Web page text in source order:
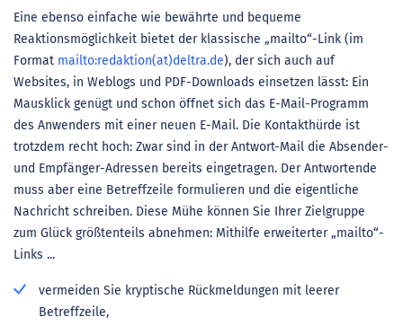
Eine ebenso einfache wie bewährte und bequeme
Reaktionsmöglichkeit bietet der klassische „mailto“-Link (im
Format mailto:redaktion(at)deltra.de), der sich auch auf
Websites, in Weblogs und PDF-Downloads einsetzen lässt: Ein
Mausklick genügt und schon öffnet sich das E-Mail-Programm
des Anwenders mit einer neuen E-Mail. Die Kontakthürde ist
trotzdem recht hoch: Zwar sind in der Antwort-Mail die Absender-
und Empfänger-Adressen bereits eingetragen. Der Antwortende
muss aber eine Betreffzeile formulieren und die eigentliche
Nachricht schreiben. Diese Mühe können Sie Ihrer Zielgruppe
zum Glück größtenteils abnehmen: Mithilfe erweiterter „mailto“-
Links ...
vermeiden Sie kryptische Rückmeldungen mit leerer
Betreffzeile,